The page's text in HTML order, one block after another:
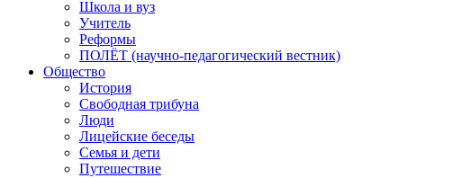
Школа и вуз
Учитель
Реформы
ПОЛЁТ (научно-педагогический вестник)
Общество
История
Свободная трибуна
Люди
Лицейские беседы
Семья и дети
Путешествие